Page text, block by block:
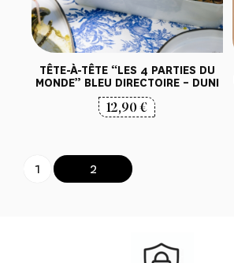
TÊTE-À-TÊTE “LES 4 PARTIES DU
MONDE” BLEU DIRECTOIRE – DUNI
12,90€
1 2